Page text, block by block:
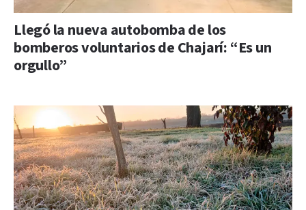
Llegó la nueva autobomba de los
bomberos voluntarios de Chajarí: “Es un
orgullo”